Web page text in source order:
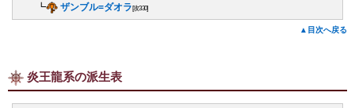
┗
ザンブル=ダオラ[攻330]
▲目次へ戻る
炎王龍系の派生表